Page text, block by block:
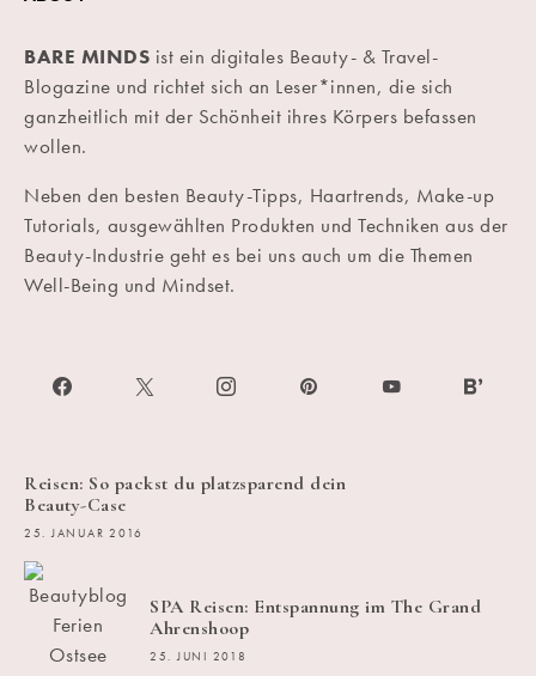
BARE MINDS ist ein digitales Beauty- & Travel-
Blogazine und richtet sich an Leser*innen, die sich
ganzheitlich mit der Schönheit ihres Körpers befassen
wollen.
Neben den besten Beauty-Tipps, Haartrends, Make-up
Tutorials, ausgewählten Produkten und Techniken aus der
Beauty-Industrie geht es bei uns auch um die Themen
Well-Being und Mindset.
Reisen: So packst du platzsparend dein
Beauty-Case
25. JANUAR 2016
SPA Reisen: Entspannung im The Grand
Ahrenshoop
25. JUNI 2018